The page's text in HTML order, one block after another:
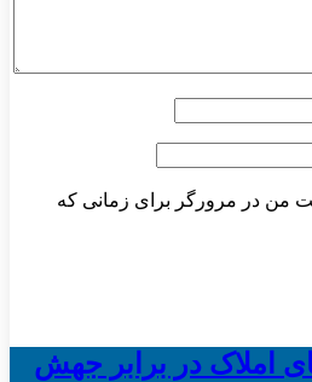
من در مرورگر برای زمانی که
املاک در برابر جهش